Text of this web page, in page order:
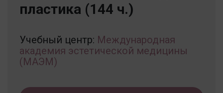
пластика (144 ч.)
Учебный центр: Международная
академия эстетической медицины
(МАЭМ)